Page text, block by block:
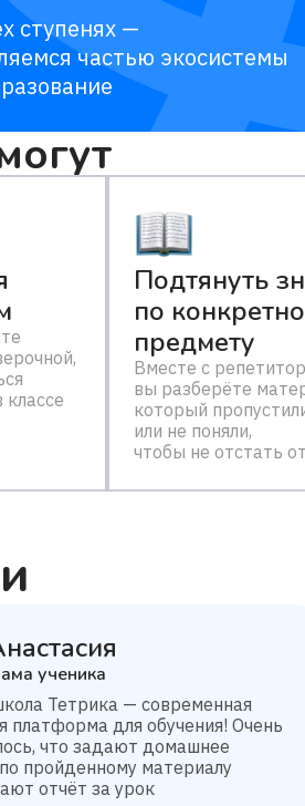
ступенях —
частью экосистемы
Подтянуть
по
предмету
Вместе с
вы разберёте
который
или не поняли,
чтобы не отстать
ученика
Тетрика — современная
платформа для обучения! Очень
что задают домашнее
пройденному материалу
отчёт за урок